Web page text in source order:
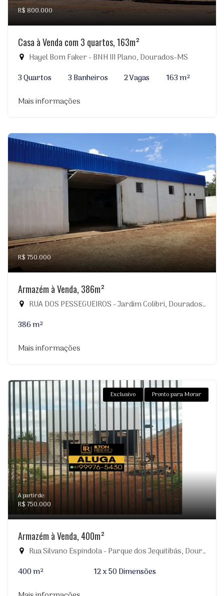
R$ 800.000
Casa à Venda com 3 quartos, 163m²
Hayel Bom Faker - BNH III Plano, Dourados-MS
3 Quartos
3 Banheiros 2 Vagas
163 m²
Mais informações
R$ 750.000
Armazém à Venda, 386m²
RUA DOS PESSEGUEIROS - Jardim Colibri, Dourados-MS
386 m²
Mais informações
Exclusivo Pronto para Morar
A partir de:
R$ 750.000
Armazém à Venda, 400m²
Rua Silvano Espindola - Parque dos Jequitibás, Dourados-MS
400 m²
12 x 50 Dimensões